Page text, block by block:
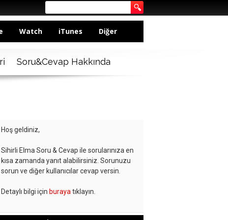
Watch iTunes Diğer
Soru&Cevap Hakkında
Hoş geldiniz,
Sihirli Elma Soru & Cevap ile sorularınıza en
kısa zamanda yanıt alabilirsiniz. Sorunuzu
sorun ve diğer kullanıcılar cevap versin.
Detaylı bilgi için buraya tıklayın.